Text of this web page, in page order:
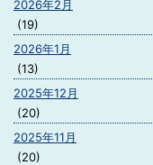
2026年2月
(19)
2026年1月
(13)
2025年12月
(20)
2025年11月
(20)